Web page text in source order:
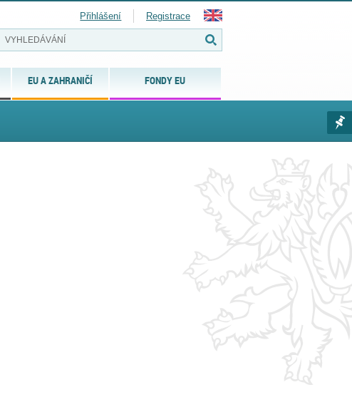
EU A ZAHRANIČÍ FONDY EU
Přihlášení Registrace